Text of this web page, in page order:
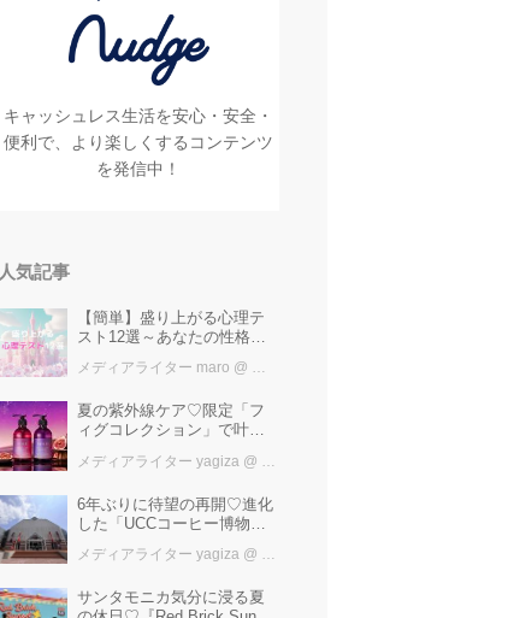
キャッシュレス生活を安心・安全・
便利で、より楽しくするコンテンツ
を発信中！
人気記事
【簡単】盛り上がる心理テ
スト12選～あなたの性格を
メディアライター maro @ カワコレメディア編集部
夏の紫外線ケア♡限定「フ
ィグコレクション」で叶え
メディアライター yagiza @ カワコレメディア編集部
6年ぶりに待望の再開♡進化
した「UCCコーヒー博物
ーマパーク”！館内展示の全
メディアライター yagiza @ カワコレメディア編集部
サンタモニカ気分に浸る夏